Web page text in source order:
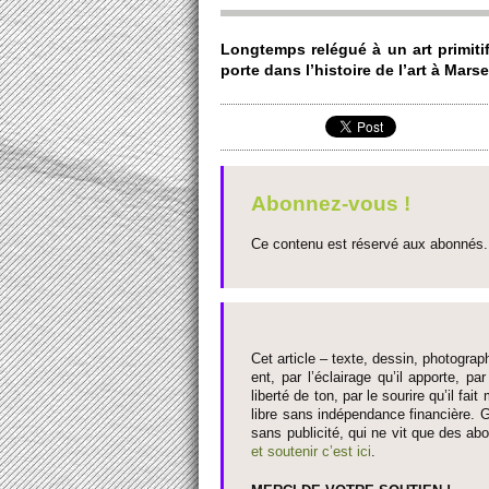
Longte­mps relégué à un art
porte dans l’histo­ire de l’art à
Abonnez-vous !
Ce contenu est réservé aux
Cet article – texte, dessin,
ent, par l’éclairage qu’il appo­rte,
liberté de ton, par le so­urire qu’il
libre sans indépendance financière.
sans publi­cité, qui ne vit que des
et so­utenir c’est ici.